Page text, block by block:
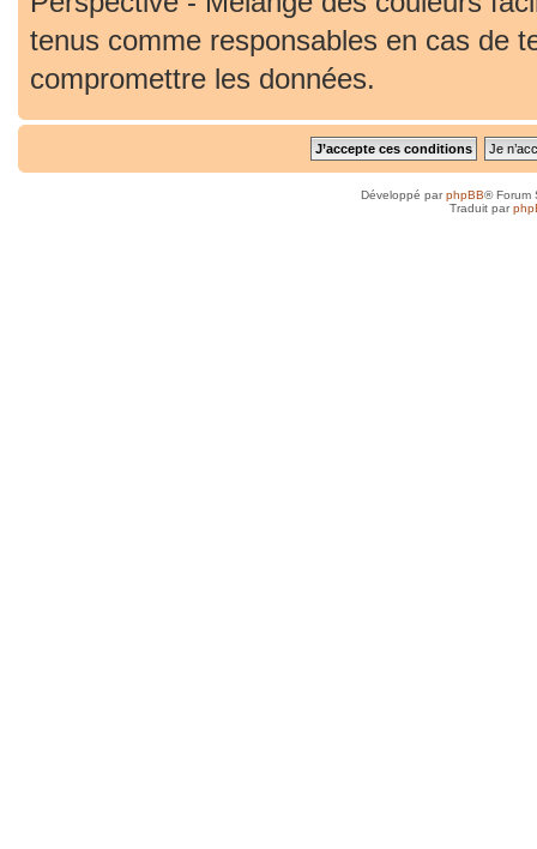
tenus comme responsables en cas de
compromettre les données.
Développé parphpBB® Forum
Traduit par